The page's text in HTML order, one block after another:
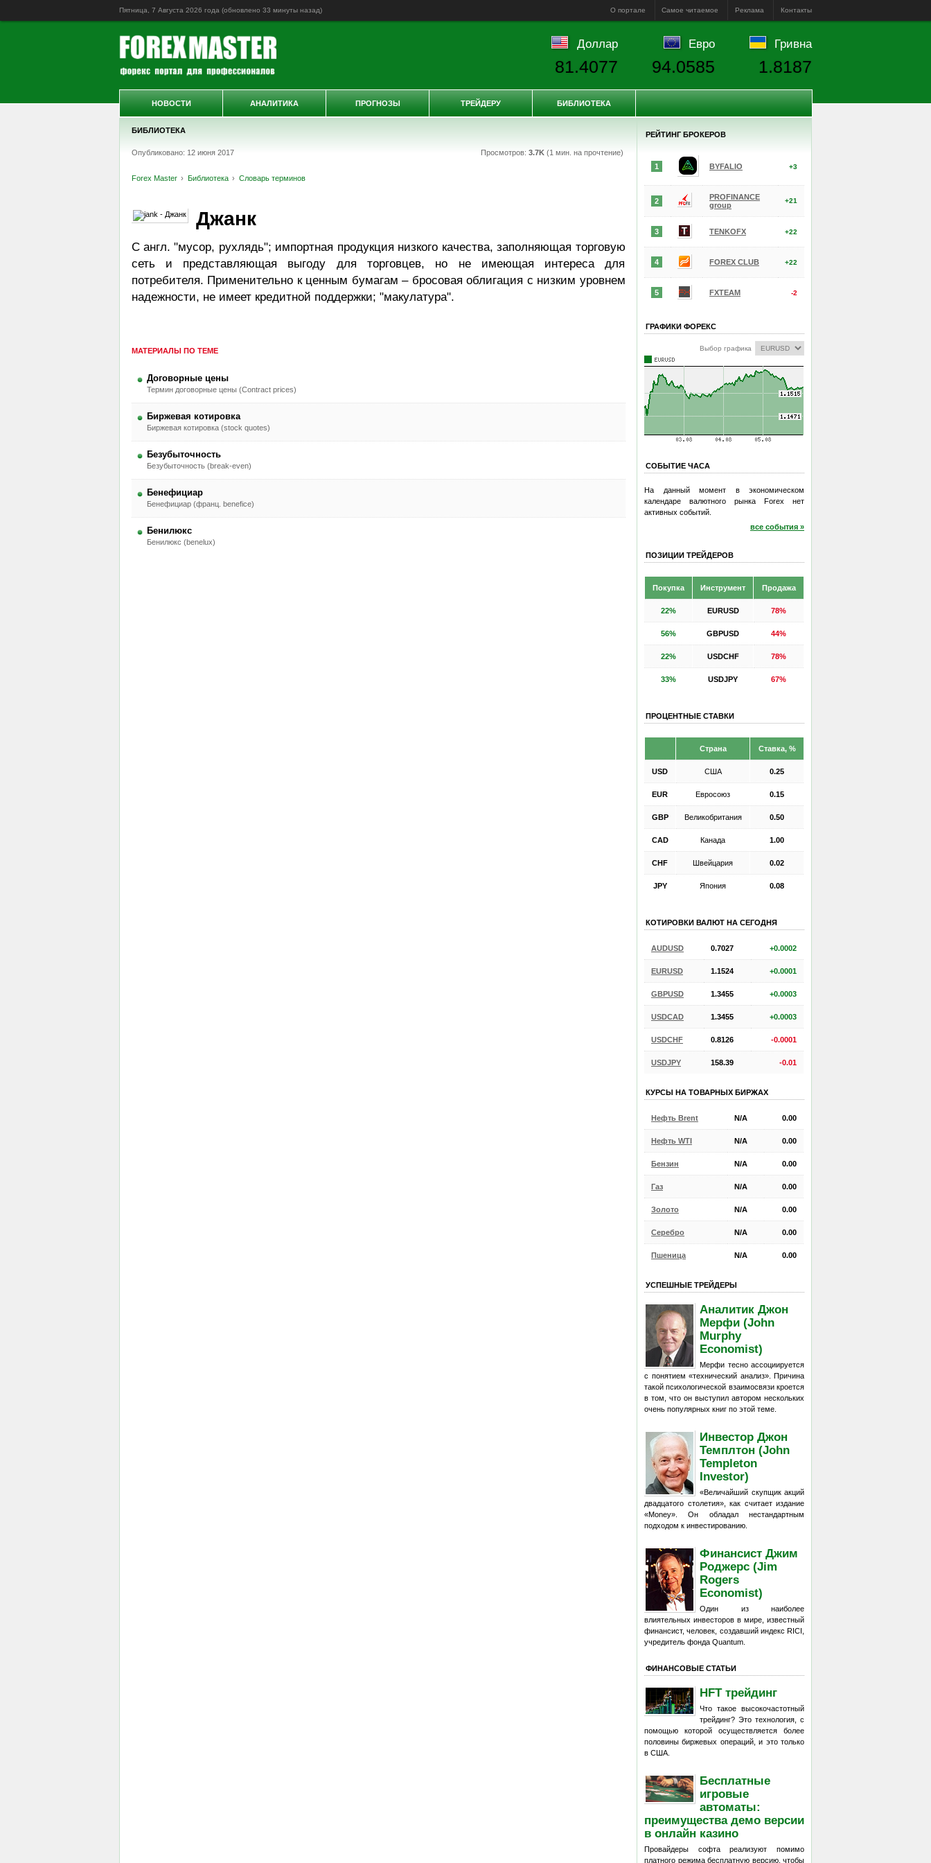
Пятница, 7 Августа 2026 года (обновлено 33 минуты назад) О портале Самое читаемое Реклама Контакты
БИБЛИОТЕКА
Опубликовано: 12 июня 2017 Просмотров: 3.7K(1 мин. на прочтение)
Forex Master Библиотека Словарь терминов
Джанк
С англ. "мусор, рухлядь"; импортная продукция низкого качества, заполняющая торговую
сеть и представляющая выгоду для торговцев, но не имеющая интереса для
потребителя. Применительно к ценным бумагам – бросовая облигация с низким уровнем
надежности, не имеет кредитной поддержки; "макулатура".
МАТЕРИАЛЫ ПО ТЕМЕ
Договорные цены
Термин договорные цены (Contract prices)
Биржевая котировка
Биржевая котировка (stock quotes)
Безубыточность
Безубыточность (break-even)
Бенефициар
Бенефициар (франц. benefice)
Бенилюкс
Бенилюкс (benelux)
РЕЙТИНГ БРОКЕРОВ
1 BYFALIO +3
2
PROFINANCE
group
+21
3 TENKOFX +22
4 FOREX CLUB +22
5 FXTEAM -2
ГРАФИКИ ФОРЕКС
Выбор графика
СОБЫТИЕ ЧАСА
На данный момент в экономическом
календаре валютного рынка Forex нет
активных событий.
все события »
ПОЗИЦИИ ТРЕЙДЕРОВ
Покупка Инструмент Продажа
22% EURUSD 78%
56% GBPUSD 44%
22% USDCHF 78%
33% USDJPY 67%
ПРОЦЕНТНЫЕ СТАВКИ
Страна Ставка, %
USD США 0.25
EUR Евросоюз 0.15
GBP Великобритания 0.50
CAD Канада 1.00
CHF Швейцария 0.02
JPY Япония 0.08
КОТИРОВКИ ВАЛЮТ НА СЕГОДНЯ
AUDUSD 0.7027 +0.0002
EURUSD 1.1524 +0.0001
GBPUSD 1.3455 +0.0003
USDCAD 1.3455 +0.0003
USDCHF 0.8126 -0.0001
USDJPY 158.39 -0.01
КУРСЫ НА ТОВАРНЫХ БИРЖАХ
Нефть Brent N/A 0.00
Нефть WTI N/A 0.00
Бензин N/A 0.00
Газ N/A 0.00
Золото N/A 0.00
Серебро N/A 0.00
Пшеница N/A 0.00
УСПЕШНЫЕ ТРЕЙДЕРЫ
Аналитик Джон
Мерфи (John
Murphy
Economist)
Мерфи тесно ассоциируется
с понятием «технический анализ». Причина
такой психологической взаимосвязи кроется
в том, что он выступил автором нескольких
очень популярных книг по этой теме.
Инвестор Джон
Темплтон (John
Templeton
Investor)
«Величайший скупщик акций
двадцатого столетия», как считает издание
«Money». Он обладал нестандартным
подходом к инвестированию.
Финансист Джим
Роджерс (Jim
Rogers
Economist)
Один из наиболее
влиятельных инвесторов в мире, известный
финансист, человек, создавший индекс RICI,
учредитель фонда Quantum.
ФИНАНСОВЫЕ СТАТЬИ
HFT трейдинг
Что такое высокочастотный
трейдинг? Это технология, с
помощью которой осуществляется более
половины биржевых операций, и это только
в США.
Бесплатные
игровые
автоматы:
преимущества демо версии
в онлайн казино
Провайдеры софта реализуют помимо
платного режима бесплатную версию, чтобы
Доллар
81.4077
Евро
94.0585
Гривна
1.8187
НОВОСТИ АНАЛИТИКА ПРОГНОЗЫ ТРЕЙДЕРУ БИБЛИОТЕКА